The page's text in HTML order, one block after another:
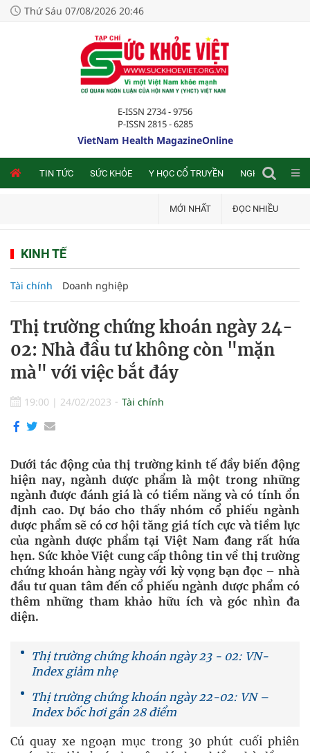
Thứ Sáu 07/08/2026 20:46
E-ISSN 2734 - 9756
P-ISSN 2815 - 6285
VietNam Health MagazineOnline
TIN TỨC SỨC KHỎE Y HỌC CỔ TRUYỀN NGHIÊN CỨU
MỚI NHẤT ĐỌC NHIỀU
KINH TẾ
Tài chính Doanh nghiệp
Thị trường chứng khoán ngày 24-
02: Nhà đầu tư không còn "mặn
mà" với việc bắt đáy
19:00 | 24/02/2023 Tài chính
Dưới tác động của thị trường kinh tế đầy biến động
hiện nay, ngành dược phẩm là một trong những
ngành được đánh giá là có tiềm năng và có tính ổn
định cao. Dự báo cho thấy nhóm cổ phiếu ngành
dược phẩm sẽ có cơ hội tăng giá tích cực và tiềm lực
của ngành dược phẩm tại Việt Nam đang rất hứa
hẹn. Sức khỏe Việt cung cấp thông tin về thị trường
chứng khoán hàng ngày với kỳ vọng bạn đọc – nhà
đầu tư quan tâm đến cổ phiếu ngành dược phẩm có
thêm những tham khảo hữu ích và góc nhìn đa
diện.
Thị trường chứng khoán ngày 23 - 02: VN-
Index giảm nhẹ
Thị trường chứng khoán ngày 22-02: VN –
Index bốc hơi gần 28 điểm
Cú quay xe ngoạn mục trong 30 phút cuối phiên